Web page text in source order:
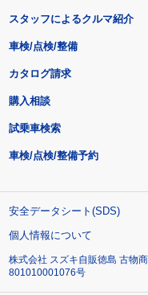
スタッフによるクルマ紹介
車検/点検/整備
カタログ請求
購入相談
試乗車検索
車検/点検/整備予約
安全データシート(SDS)
個人情報について
株式会社 スズキ自販徳島 古物
801010001076号